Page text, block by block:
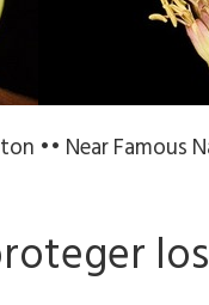
•• Near Famous